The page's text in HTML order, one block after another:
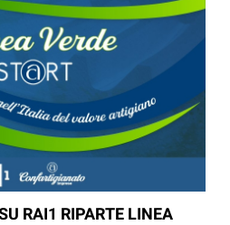
RAI1 RIPARTE LINEA